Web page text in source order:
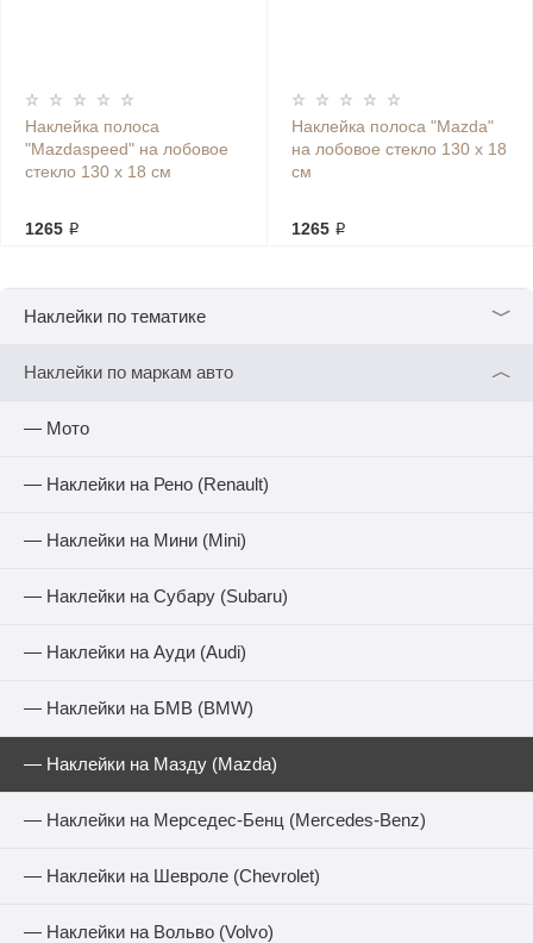
Наклейка полоса
"Mazdaspeed" на лобовое
стекло 130 х 18 см
1265 ₽
Наклейка полоса "Mazda"
на лобовое стекло 130 х 18
см
1265 ₽
Наклейки по тематике ﹀
Наклейки по маркам авто ︿
— Мото
— Наклейки на Рено (Renault)
— Наклейки на Мини (Mini)
— Наклейки на Субару (Subaru)
— Наклейки на Ауди (Audi)
— Наклейки на БМВ (BMW)
— Наклейки на Мазду (Mazda)
— Наклейки на Мерседес-Бенц (Mercedes-Benz)
— Наклейки на Шевроле (Chevrolet)
— Наклейки на Вольво (Volvo)